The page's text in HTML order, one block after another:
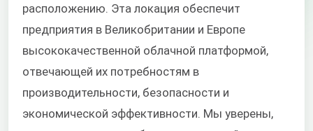
расположению. Эта локация обеспечит
предприятия в Великобритании и Европе
высококачественной облачной платформой,
отвечающей их потребностям в
производительности, безопасности и
экономической эффективности. Мы уверены,